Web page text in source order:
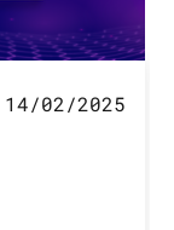
14/02/2025